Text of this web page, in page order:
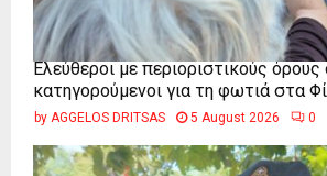
Ελεύθεροι με περιοριστικούς όρους
κατηγορούμενοι για τη φωτιά στα
by AGGELOS DRITSAS 5 August 2026 0